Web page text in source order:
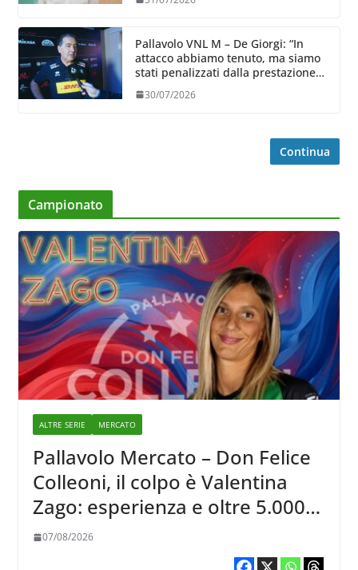
Pallavolo VNL M – De Giorgi: “In
attacco abbiamo tenuto, ma siamo
stati penalizzati dalla prestazione
30/07/2026
Continua
Campionato
ALTRE SERIE MERCATO
Pallavolo Mercato – Don Felice
Colleoni, il colpo è Valentina
Zago: esperienza e oltre 5.000
punti al servizio di Trescore
07/08/2026